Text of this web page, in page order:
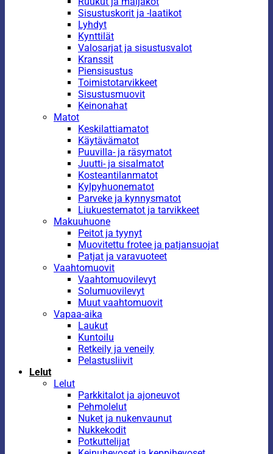
Sisustuskorit ja -laatikot
Lyhdyt
Kynttilät
Valosarjat ja sisustusvalot
Kranssit
Piensisustus
Toimistotarvikkeet
Sisustusmuovit
Keinonahat
Matot
Keskilattiamatot
Käytävämatot
Puuvilla- ja räsymatot
Juutti- ja sisalmatot
Kosteantilanmatot
Kylpyhuonematot
Parveke ja kynnysmatot
Liukuestematot ja tarvikkeet
Makuuhuone
Peitot ja tyynyt
Muovitettu frotee ja patjansuojat
Patjat ja varavuoteet
Vaahtomuovit
Vaahtomuovilevyt
Solumuovilevyt
Muut vaahtomuovit
Vapaa-aika
Laukut
Kuntoilu
Retkeily ja veneily
Pelastusliivit
Lelut
Lelut
Parkkitalot ja ajoneuvot
Pehmolelut
Nuket ja nukenvaunut
Nukkekodit
Potkuttelijat